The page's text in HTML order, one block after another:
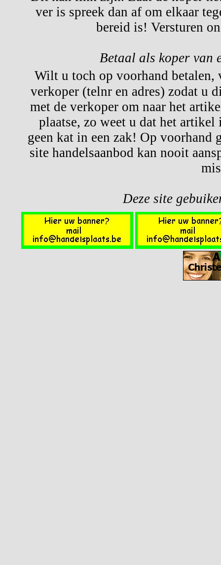
ver is spreek dan af om elkaar
bereid is! Versturen
Betaal als koper van
Wilt u toch op voorhand
verkoper (telnr en adres) zodat u
met de verkoper om naar het
plaatse, zo weet u dat het artikel
geen kat in een zak! Op
site handelsaanbod kan nooit
Deze site